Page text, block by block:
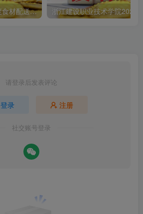
市场监管局2025年度食材配送采购公告
请登录后发表评论
登录 注册
社交账号登录